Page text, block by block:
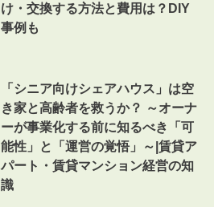
け・交換する方法と費用は？DIY
事例も
「シニア向けシェアハウス」は空
き家と高齢者を救うか？ ～オーナ
ーが事業化する前に知るべき「可
能性」と「運営の覚悟」～|賃貸ア
パート・賃貸マンション経営の知
識